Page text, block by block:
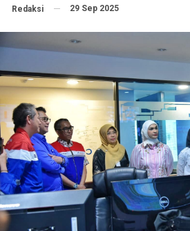
Redaksi 29 Sep 2025